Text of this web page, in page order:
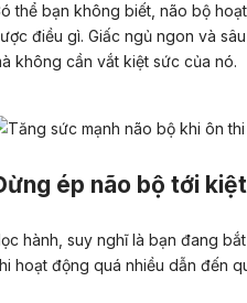
thể bạn không biết, não bộ
điều gì. Giấc ngủ ngon và
không cần vắt kiệt sức của nó.
ép não bộ tới
hành, suy nghĩ là bạn đang
hoạt động quá nhiều dẫn đến